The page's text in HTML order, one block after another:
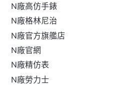
N廠高仿手錶
N廠格林尼治
N廠官方旗艦店
N廠官網
N廠精仿表
N廠勞力士